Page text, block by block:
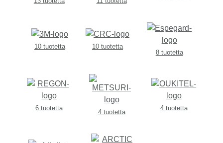
10 tuotetta
10 tuotetta
8 tuotetta
6 tuotetta
4 tuotetta
4 tuotetta